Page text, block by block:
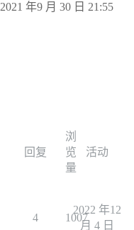
2021 年9 月 30 日 21:55
回复
浏
览
量
活动
4 1007
2022 年12
月 4 日